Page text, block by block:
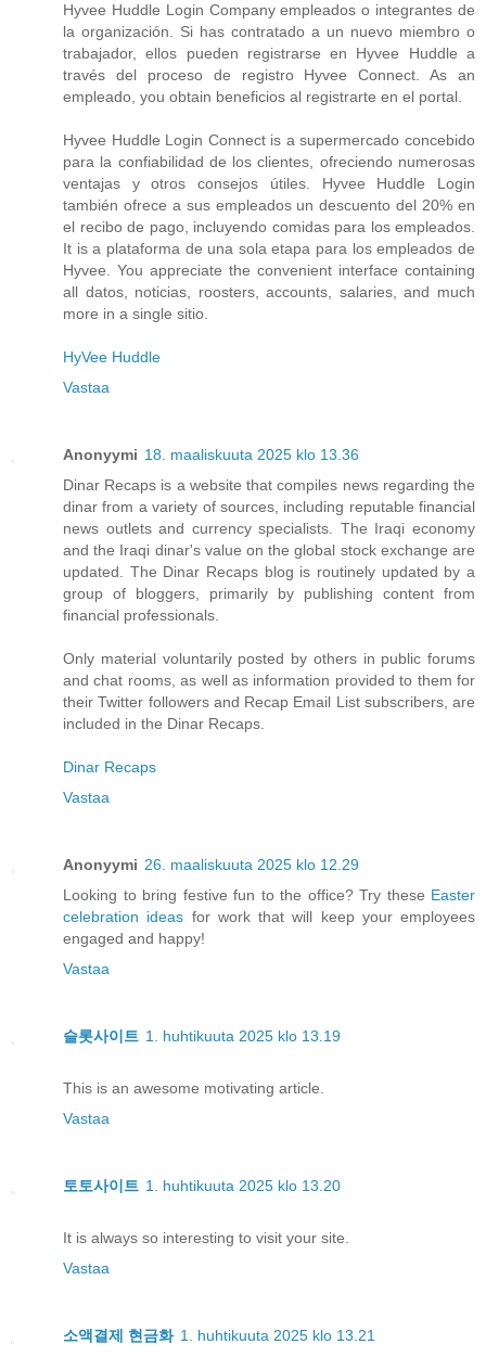
Hyvee Huddle Login Company empleados o integrantes de
la organización. Si has contratado a un nuevo miembro o
trabajador, ellos pueden registrarse en Hyvee Huddle a
través del proceso de registro Hyvee Connect. As an
empleado, you obtain beneficios al registrarte en el portal.
Hyvee Huddle Login Connect is a supermercado concebido
para la confiabilidad de los clientes, ofreciendo numerosas
ventajas y otros consejos útiles. Hyvee Huddle Login
también ofrece a sus empleados un descuento del 20% en
el recibo de pago, incluyendo comidas para los empleados.
It is a plataforma de una sola etapa para los empleados de
Hyvee. You appreciate the convenient interface containing
all datos, noticias, roosters, accounts, salaries, and much
more in a single sitio.
HyVee Huddle
Vastaa
Anonyymi 18. maaliskuuta 2025 klo 13.36
Dinar Recaps is a website that compiles news regarding the
dinar from a variety of sources, including reputable financial
news outlets and currency specialists. The Iraqi economy
and the Iraqi dinar's value on the global stock exchange are
updated. The Dinar Recaps blog is routinely updated by a
group of bloggers, primarily by publishing content from
financial professionals.
Only material voluntarily posted by others in public forums
and chat rooms, as well as information provided to them for
their Twitter followers and Recap Email List subscribers, are
included in the Dinar Recaps.
Dinar Recaps
Vastaa
Anonyymi 26. maaliskuuta 2025 klo 12.29
Looking to bring festive fun to the office? Try these Easter
celebration ideas for work that will keep your employees
engaged and happy!
Vastaa
슬롯사이트 1. huhtikuuta 2025 klo 13.19
This is an awesome motivating article.
Vastaa
토토사이트 1. huhtikuuta 2025 klo 13.20
It is always so interesting to visit your site.
Vastaa
소액결제 현금화 1. huhtikuuta 2025 klo 13.21